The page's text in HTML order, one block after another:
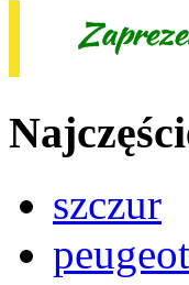
szczur